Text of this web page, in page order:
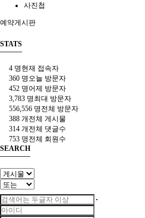
사진첩
예약게시판
STATS
4 명현재 접속자
360 명오늘 방문자
452 명어제 방문자
3,783 명최대 방문자
556,556 명전체 방문자
388 개 전체 게시물
314 개 전체 댓글수
753 명전체 회원수
SEARCH